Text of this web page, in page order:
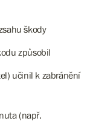
škody
způsobil
učinil k zabránění
(např.